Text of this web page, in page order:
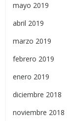
mayo 2019
abril 2019
marzo 2019
febrero 2019
enero 2019
diciembre 2018
noviembre 2018